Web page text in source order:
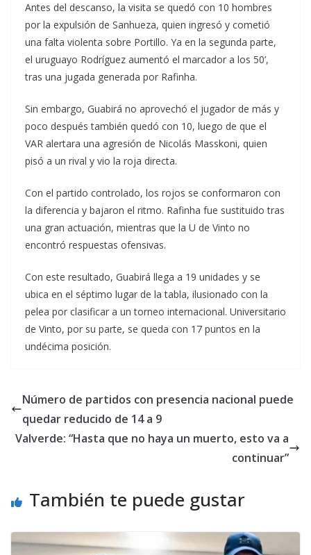
Antes del descanso, la visita se quedó con 10 hombres
por la expulsión de Sanhueza, quien ingresó y cometió
una falta violenta sobre Portillo. Ya en la segunda parte,
el uruguayo Rodríguez aumentó el marcador a los 50’,
tras una jugada generada por Rafinha.
Sin embargo, Guabirá no aprovechó el jugador de más y
poco después también quedó con 10, luego de que el
VAR alertara una agresión de Nicolás Masskoni, quien
pisó a un rival y vio la roja directa.
Con el partido controlado, los rojos se conformaron con
la diferencia y bajaron el ritmo. Rafinha fue sustituido tras
una gran actuación, mientras que la U de Vinto no
encontró respuestas ofensivas.
Con este resultado, Guabirá llega a 19 unidades y se
ubica en el séptimo lugar de la tabla, ilusionado con la
pelea por clasificar a un torneo internacional. Universitario
de Vinto, por su parte, se queda con 17 puntos en la
undécima posición.
Número de partidos con presencia nacional puede
quedar reducido de 14 a 9
Valverde: “Hasta que no haya un muerto, esto va a
continuar”
También te puede gustar